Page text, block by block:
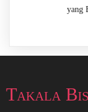
yang
Takala